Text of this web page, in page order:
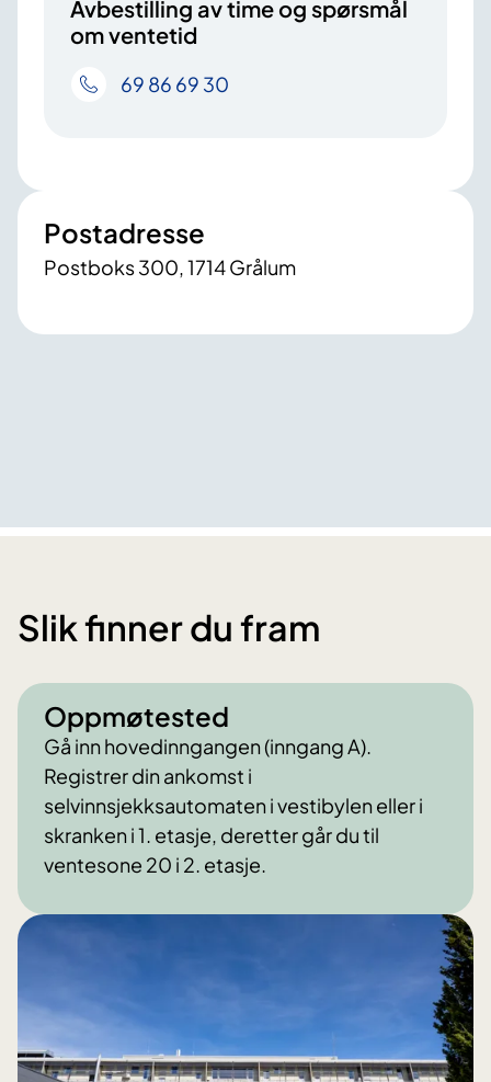
Avbestilling av time og spørsmål
om ventetid
69 86 69 30
Postadresse
Postboks 300, 1714 Grålum
Slik finner du fram
Oppmøtested
Gå inn hovedinngangen (inngang A).
Registrer din ankomst i
selvinnsjekksautomaten i vestibylen eller i
skranken i 1. etasje, deretter går du til
ventesone 20 i 2. etasje.